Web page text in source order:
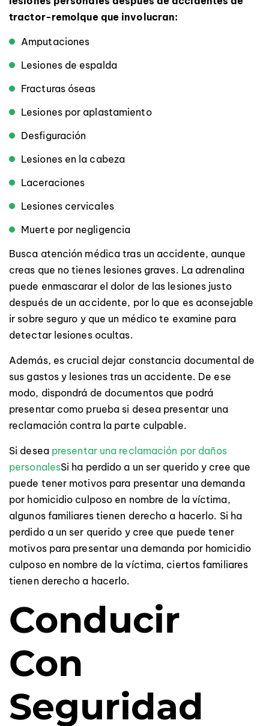
tractor-remolque que involucran:
Amputaciones
Lesiones de espalda
Fracturas óseas
Lesiones por aplastamiento
Desfiguración
Lesiones en la cabeza
Laceraciones
Lesiones cervicales
Muerte por negligencia
Busca atención médica tras un accidente, aunque
creas que no tienes lesiones graves. La adrenalina
puede enmascarar el dolor de las lesiones justo
después de un accidente, por lo que es aconsejable
ir sobre seguro y que un médico te examine para
detectar lesiones ocultas.
Además, es crucial dejar constancia documental de
sus gastos y lesiones tras un accidente. De ese
modo, dispondrá de documentos que podrá
presentar como prueba si desea presentar una
reclamación contra la parte culpable.
Si desea presentar una reclamación por daños
personalesSi ha perdido a un ser querido y cree que
puede tener motivos para presentar una demanda
por homicidio culposo en nombre de la víctima,
algunos familiares tienen derecho a hacerlo. Si ha
perdido a un ser querido y cree que puede tener
motivos para presentar una demanda por homicidio
culposo en nombre de la víctima, ciertos familiares
tienen derecho a hacerlo.
Conducir
Con
Seguridad